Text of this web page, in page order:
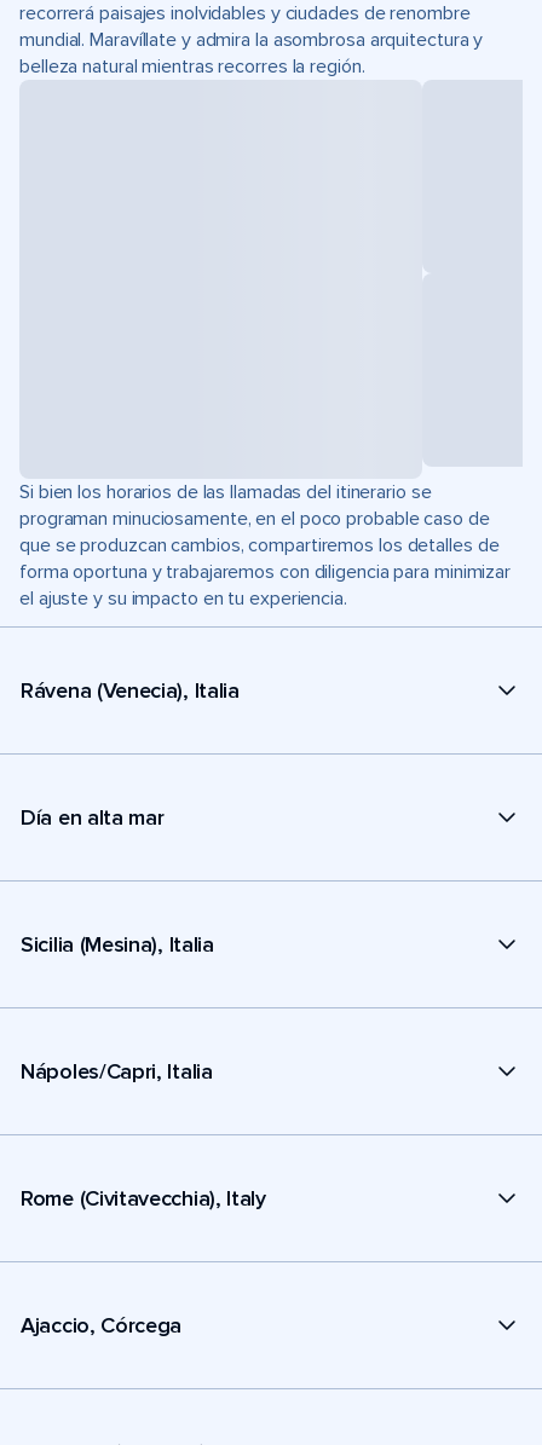
recorrerá paisajes inolvidables y ciudades de renombre
mundial. Maravíllate y admira la asombrosa arquitectura y
belleza natural mientras recorres la región.
Si bien los horarios de las llamadas del itinerario se
programan minuciosamente, en el poco probable caso de
que se produzcan cambios, compartiremos los detalles de
forma oportuna y trabajaremos con diligencia para minimizar
el ajuste y su impacto en tu experiencia.
Rávena (Venecia), Italia
Día en alta mar
Sicilia (Mesina), Italia
Nápoles/Capri, Italia
Rome (Civitavecchia), Italy
Ajaccio, Córcega